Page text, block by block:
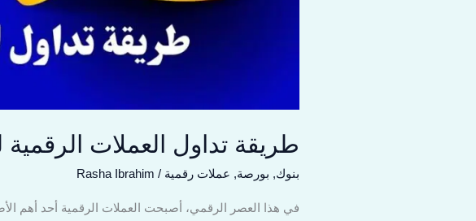
طريقة تداول العملات الرقمية
بنوك, بورصة, عملات رقمية /
Rasha Ibrahim
في هذا العصر الرقمي، أصبحت العملات الرقمية أحد أهم